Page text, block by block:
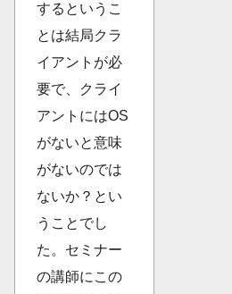
するというこ
とは結局クラ
イアントが必
要で、クライ
アントにはOS
がないと意味
がないのでは
ないか？とい
うことでし
た。セミナー
の講師にこの